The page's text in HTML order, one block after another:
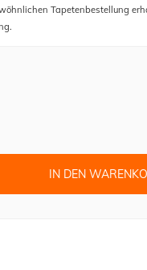
Tapetenbestellung
IN DEN